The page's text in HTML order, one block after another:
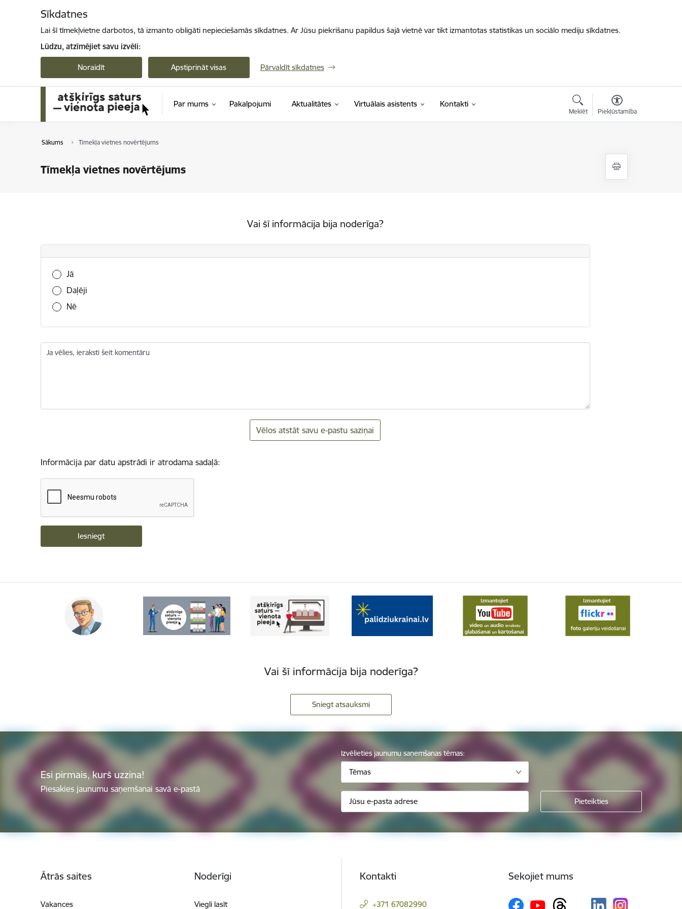
Sīkdatnes
Lai šī tīmekļvietne darbotos, tā izmanto obligāti nepieciešamās sīkdatnes. Ar Jūsu piekrišanu papildus šajā vietnē var tikt izmantotas statistikas un sociālo mediju sīkdatnes.
Lūdzu, atzīmējiet savu izvēli:
Noraidīt Apstiprināt visas Pārvaldīt sīkdatnes
Par mums Pakalpojumi Aktualitātes Virtuālais asistents Kontakti
Meklēt Piekļūstamība
Sākums Tīmekļa vietnes novērtējums
Tīmekļa vietnes novērtējums
Vai šī informācija bija noderīga?
Vai šī informācija bija noderīga?
Jā
Daļēji
Nē
Ja vēlies, ieraksti šeit komentāru
Vēlos atstāt savu e-pastu saziņai
Informācija par datu apstrādi ir atrodama sadaļā:
Vai šī informācija bija noderīga?
Sniegt atsauksmi
Esi pirmais, kurš uzzina!
Piesakies jaunumu saņemšanai savā e-pastā
Izvēlieties jaunumu saņemšanas tēmas:
Tēmas
Ātrās saites
Vakances
Noderīgi
Viegli lasīt
Kontakti
+371 67082990
Sekojiet mums